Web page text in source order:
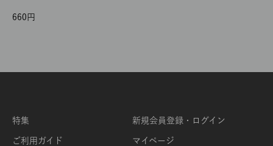
660
特集
ご利用ガイド
新規会員登録・ログイン
マイページ